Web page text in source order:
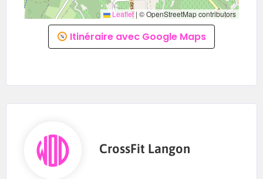
Leaflet | © OpenStreetMap contributors
Itinéraire avec Google Maps
CrossFit Langon